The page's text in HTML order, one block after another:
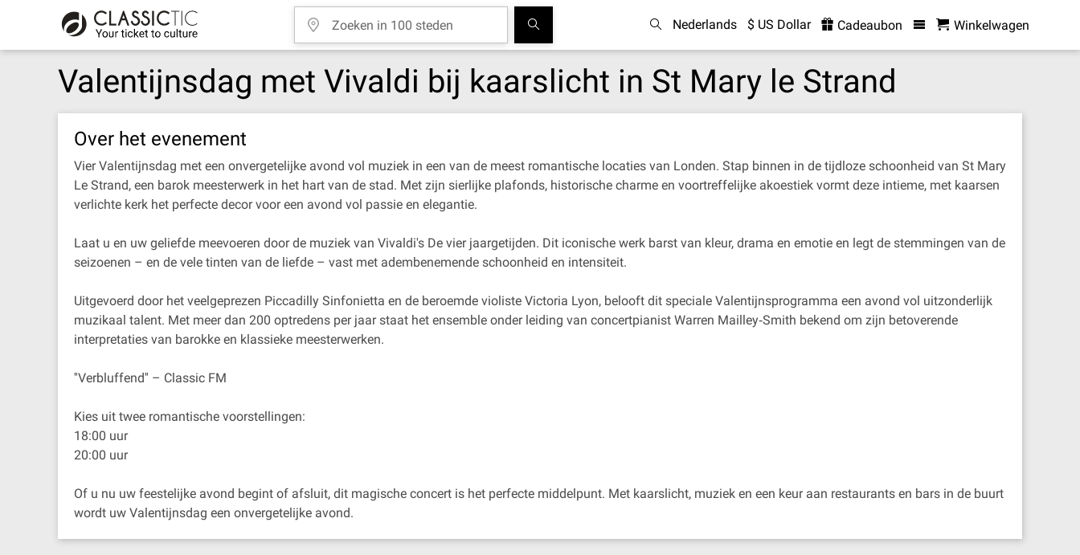
Nederlands $ US Dollar Cadeaubon Winkelwagen
Valentijnsdag met Vivaldi bij kaarslicht in St Mary le Strand
Over het evenement
Vier Valentijnsdag met een onvergetelijke avond vol muziek in een van de meest romantische locaties van Londen. Stap binnen in de tijdloze schoonheid van St Mary
Le Strand, een barok meesterwerk in het hart van de stad. Met zijn sierlijke plafonds, historische charme en voortreffelijke akoestiek vormt deze intieme, met kaarsen
verlichte kerk het perfecte decor voor een avond vol passie en elegantie.
Laat u en uw geliefde meevoeren door de muziek van Vivaldi's De vier jaargetijden. Dit iconische werk barst van kleur, drama en emotie en legt de stemmingen van de
seizoenen – en de vele tinten van de liefde – vast met adembenemende schoonheid en intensiteit.
Uitgevoerd door het veelgeprezen Piccadilly Sinfonietta en de beroemde violiste Victoria Lyon, belooft dit speciale Valentijnsprogramma een avond vol uitzonderlijk
muzikaal talent. Met meer dan 200 optredens per jaar staat het ensemble onder leiding van concertpianist Warren Mailley‐Smith bekend om zijn betoverende
interpretaties van barokke en klassieke meesterwerken.
''Verbluffend'' – Classic FM
Kies uit twee romantische voorstellingen:
18:00 uur
20:00 uur
Of u nu uw feestelijke avond begint of afsluit, dit magische concert is het perfecte middelpunt. Met kaarslicht, muziek en een keur aan restaurants en bars in de buurt
wordt uw Valentijnsdag een onvergetelijke avond.